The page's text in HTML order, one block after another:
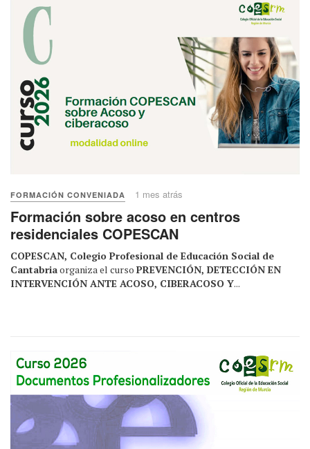
FORMACIÓN CONVENIADA 1 mes atrás
Formación sobre acoso en centros
residenciales COPESCAN
COPESCAN, Colegio Profesional de Educación Social de
Cantabriaorganiza el curso PREVENCIÓN, DETECCIÓN EN
INTERVENCIÓN ANTE ACOSO, CIBERACOSO Y...